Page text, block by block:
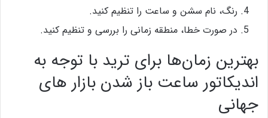
رنگ، نام سشن و ساعت را تنظیم کنید.
در صورت خطا، منطقه زمانی را بررسی و تنظیم کنید.
بهترین زمان‌ها برای ترید با توجه به
اندیکاتور ساعت باز شدن بازار های
جهانی